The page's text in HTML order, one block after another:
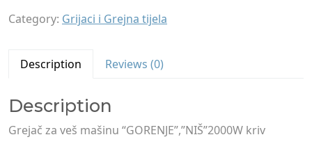
Category: Grijaci i Grejna tijela
Description Reviews (0)
Description
Grejač za veš mašinu “GORENJE”,”NIŠ”2000W kriv